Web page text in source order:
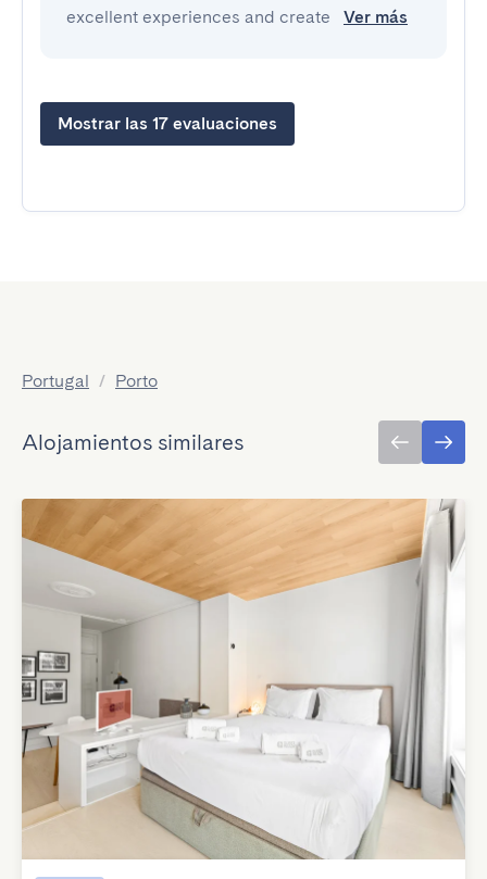
excellent experiences and create
Ver más
Mostrar las 17 evaluaciones
Portugal / Porto
Alojamientos similares